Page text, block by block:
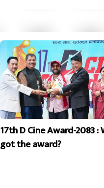
17th D Cine Award-2083 :
got the award?